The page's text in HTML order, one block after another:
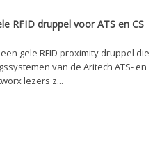
RFID druppel voor ATS en CS
een gele RFID proximity druppel die
van de Aritech ATS- en
lezers z...